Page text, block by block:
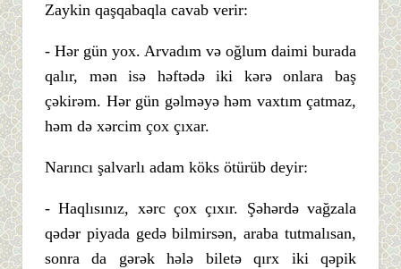
Zaykin qaşqabaqla cavab verir:
- Hər gün yox. Arvadım və oğlum daimi burada
qalır, mən isə həftədə iki kərə onlara baş
çəkirəm. Hər gün gəlməyə həm vaxtım çatmaz,
həm də xərcim çox çıxar.
Narıncı şalvarlı adam köks ötürüb deyir:
- Haqlısınız, xərc çox çıxır. Şəhərdə vağzala
qədər piyada gedə bilmirsən, araba tutmalısan,
sonra da gərək hələ biletə qırx iki qəpik